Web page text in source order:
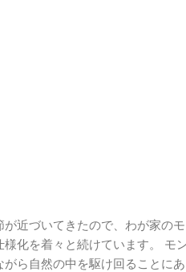
近づいてきたので、わが家の
様化を着々と続けています。
ら自然の中を駆け回ることに